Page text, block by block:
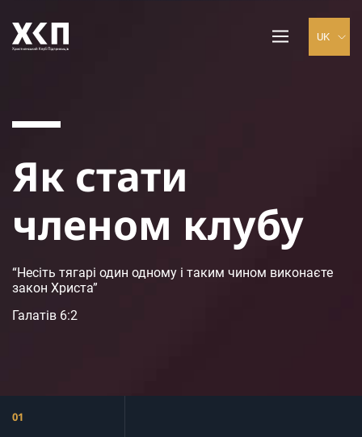
Як стати
членом клубу
“Несіть тягарі один одному і таким чином виконаєте
закон Христа”
Галатів 6:2
01